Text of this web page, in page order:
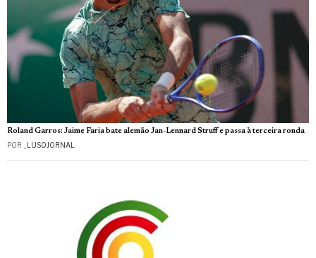
Roland Garros: Jaime Faria bate alemão Jan-Lennard Struff e passa à terceira ronda
POR _LUSOJORNAL